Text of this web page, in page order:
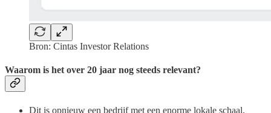
Bron: Cintas Investor Relations
Waarom is het over 20 jaar nog steeds relevant?
Dit is opnieuw een bedrijf met een enorme lokale schaal.